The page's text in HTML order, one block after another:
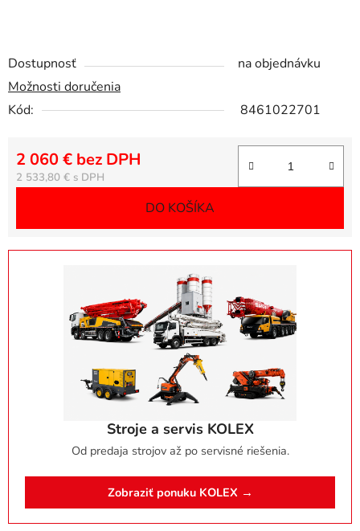
Dostupnosť
na objednávku
Možnosti doručenia
Kód:
8461022701
2 533,80 €
2 060 € bez DPH
DO KOŠÍKA
Stroje a servis KOLEX
Od predaja strojov až po servisné riešenia.
Zobraziť ponuku KOLEX →